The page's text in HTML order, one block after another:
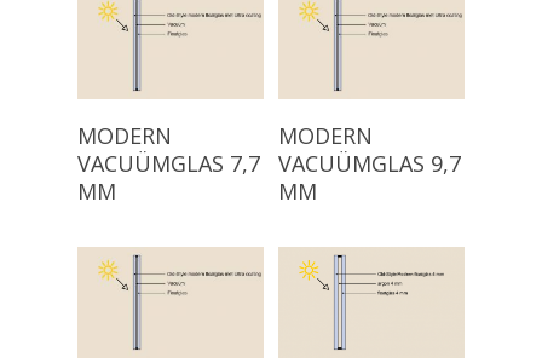
Read More
MODERN
VACUÜMGLAS 7,7
MM
Read More
MODERN
VACUÜMGLAS 9,7
MM